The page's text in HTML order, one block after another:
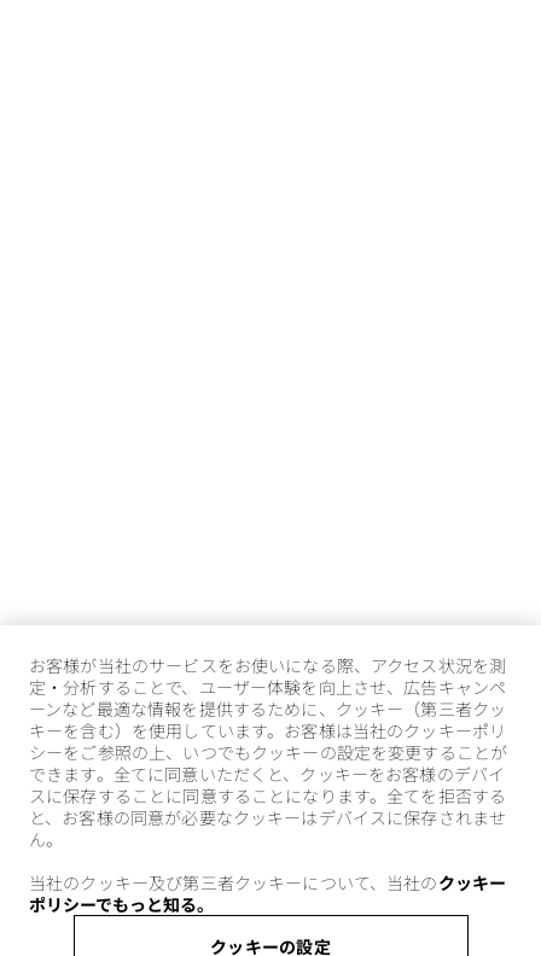
お客様が当社のサービスをお使いになる際、アクセス状況を測
定・分析することで、ユーザー体験を向上させ、広告キャンペ
ーンなど最適な情報を提供するために、クッキー（第三者クッ
キーを含む）を使用しています。お客様は当社のクッキーポリ
シーをご参照の上、いつでもクッキーの設定を変更することが
できます。全てに同意いただくと、クッキーをお客様のデバイ
スに保存することに同意することになります。全てを拒否する
と、お客様の同意が必要なクッキーはデバイスに保存されませ
ん。
当社のクッキー及び第三者クッキーについて、当社のクッキー
ポリシーでもっと知る。
クッキーの設定